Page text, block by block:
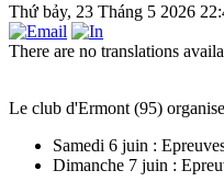
Thứ bảy, 23 Tháng 5 2026
There are no translations
Le club d'Ermont (95)
Samedi 6 juin :
Dimanche 7 juin :